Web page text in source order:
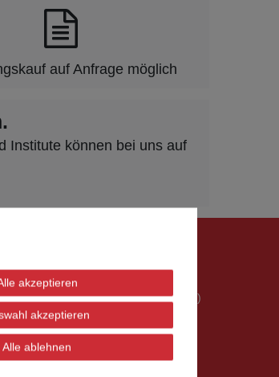
auf Anfrage möglich
Institute können bei uns auf
X3W & X5W (Wandmontage)
X3R & X5R (Rackmontage 19 Zoll)
X8 (Stand & Rack)
für OpenScape Business
OpenScape Business
/ Baugruppenkabel
akzeptieren
akzeptieren
Alle ablehnen